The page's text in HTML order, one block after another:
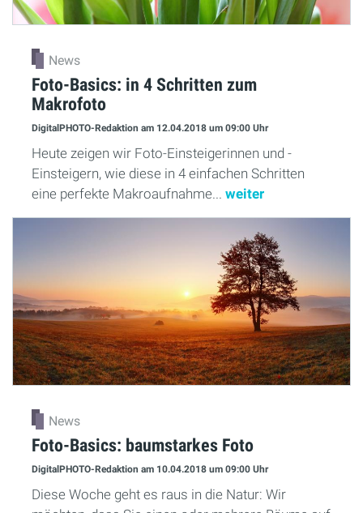
News
Foto-Basics: in 4 Schritten zum
Makrofoto
DigitalPHOTO-Redaktion am 12.04.2018 um 09:00 Uhr
Heute zeigen wir Foto-Einsteigerinnen und -
Einsteigern, wie diese in 4 einfachen Schritten
eine perfekte Makroaufnahme... weiter
News
Foto-Basics: baumstarkes Foto
DigitalPHOTO-Redaktion am 10.04.2018 um 09:00 Uhr
Diese Woche geht es raus in die Natur: Wir